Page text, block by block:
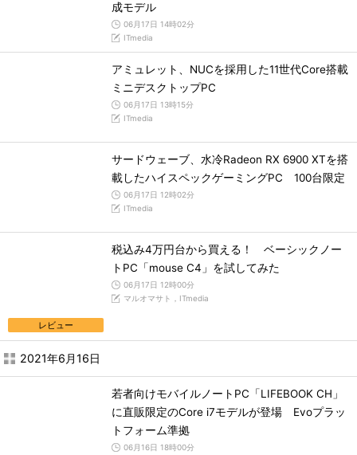
成モデル
06月17日 14時02分
ITmedia
アミュレット、NUCを採用した11世代Core搭載
ミニデスクトップPC
06月17日 13時15分
ITmedia
サードウェーブ、水冷Radeon RX 6900 XTを搭
載したハイスペックゲーミングPC 100台限定
06月17日 12時02分
ITmedia
レビュー
税込み4万円台から買える！ ベーシックノー
トPC「mouse C4」を試してみた
06月17日 12時00分
マルオマサト，ITmedia
2021年6月16日
若者向けモバイルノートPC「LIFEBOOK CH」
に直販限定のCore i7モデルが登場 Evoプラッ
トフォーム準拠
06月16日 18時00分